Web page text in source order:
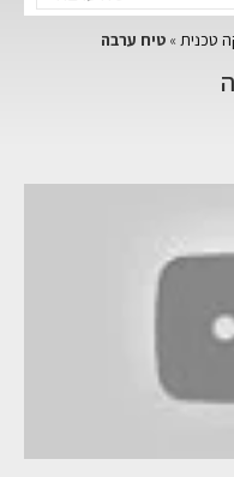
טכנית »טיח ערבה